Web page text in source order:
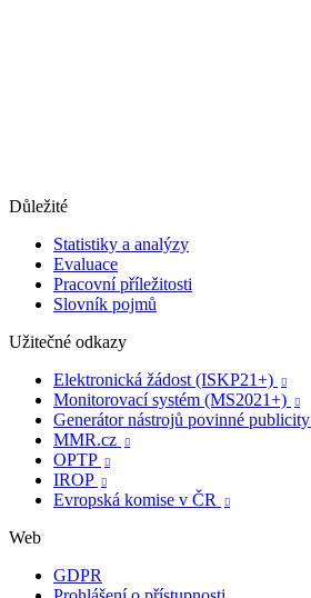
Důležité
Statistiky a analýzy
Evaluace
Pracovní příležitosti
Slovník pojmů
Užitečné odkazy
Elektronická žádost (ISKP21+)

Monitorovací systém (MS2021+) 
Generátor nástrojů povinné publicity
MMR.cz 
OPTP 
IROP 
Evropská komise v ČR 
Web
GDPR